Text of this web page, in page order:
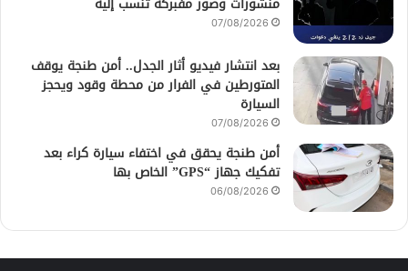
07/08/2026
بعد انتشار فيديو أثار الجدل.. أمن طنجة يوقف
المتورطين في الفرار من محطة وقود ويحجز
السيارة
07/08/2026
أمن طنجة يحقق في اختفاء سيارة كراء بعد
تفكيك جهاز “GPS” الخاص بها
06/08/2026